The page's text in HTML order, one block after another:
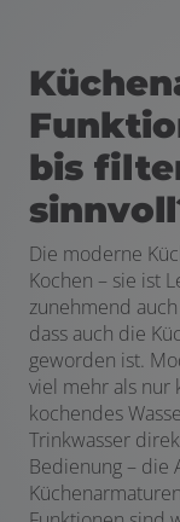
bis
Die moderne
Kochen – sie ist
zunehmend
dass auch die
geworden ist.
viel mehr als nur
kochendes
Trinkwasser
Bedienung – die